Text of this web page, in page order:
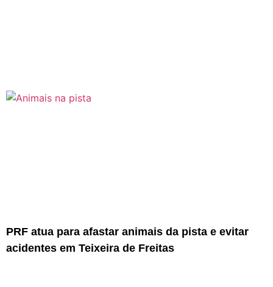
PRF atua para afastar animais da pista e evitar
acidentes em Teixeira de Freitas